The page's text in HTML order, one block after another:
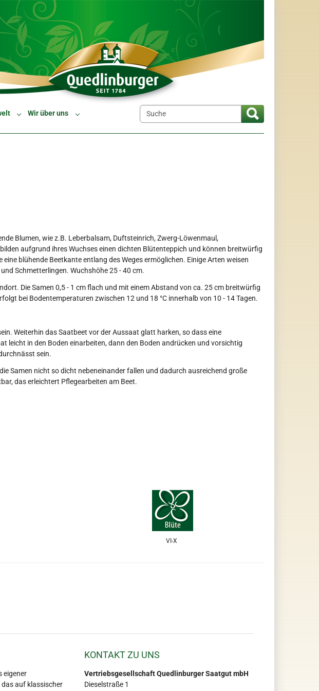
Submenu for "Gartenwelt"
Wir über uns Submenu for "Wir über uns"
Blumen, wie z.B. Leberbalsam, Duftsteinrich, Zwerg-Löwenmaul,
aufgrund ihres Wuchses einen dichten Blütenteppich und können breitwürfig
blühende Beetkante entlang des Weges ermöglichen. Einige Arten weisen
Schmetterlingen. Wuchshöhe 25 - 40 cm.
Die Samen 0,5 - 1 cm flach und mit einem Abstand von ca. 25 cm breitwürfig
bei Bodentemperaturen zwischen 12 und 18 °C innerhalb von 10 - 14 Tagen.
Weiterhin das Saatbeet vor der Aussaat glatt harken, so dass eine
leicht in den Boden einarbeiten, dann den Boden andrücken und vorsichtig
sein.
Samen nicht so dicht nebeneinander fallen und dadurch ausreichend große
das erleichtert Pflegearbeiten am Beet.
VI-X
eigener
auf klassischer
KONTAKT ZU UNS
Vertriebsgesellschaft Quedlinburger Saatgut mbH
Dieselstraße 1